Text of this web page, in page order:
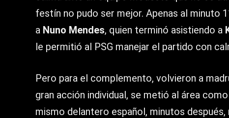
festín no pudo ser mejor. Apenas al minuto
a Nuno Mendes, quien terminó asistiendo a
le permitió al PSG manejar el partido con
Pero para el complemento, volvieron a
gran acción individual, se metió al área
mismo delantero español, minutos